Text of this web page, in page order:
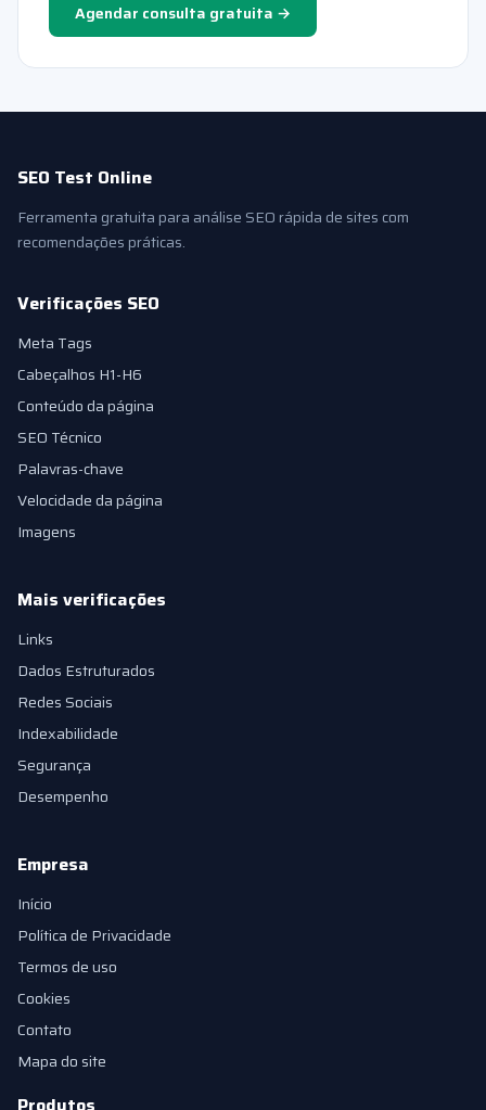
Agendar consulta gratuita →
SEO Test Online
Ferramenta gratuita para análise SEO rápida de sites com
recomendações práticas.
Verificações SEO
Meta Tags
Cabeçalhos H1-H6
Conteúdo da página
SEO Técnico
Palavras-chave
Velocidade da página
Imagens
Mais verificações
Links
Dados Estruturados
Redes Sociais
Indexabilidade
Segurança
Desempenho
Empresa
Início
Política de Privacidade
Termos de uso
Cookies
Contato
Mapa do site